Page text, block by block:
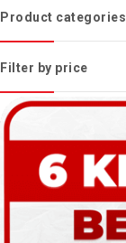
Product categories
Filter by price